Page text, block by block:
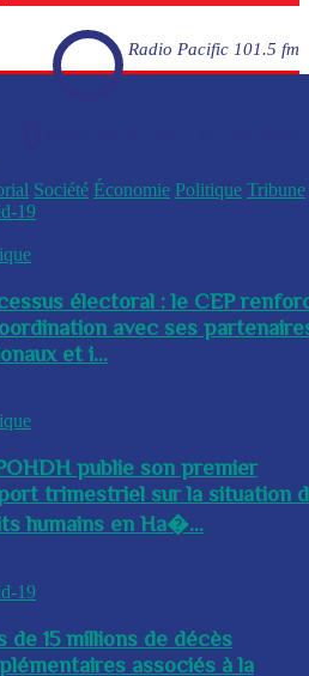
Radio Pacific 101.5 fm
Société Économie Politique Tribune
19
électoral : le CEP
avec ses
et i...
publie son premier
trimestriel sur la situation
humains en Ha�...
19
de 15 millions de décès
associés à la